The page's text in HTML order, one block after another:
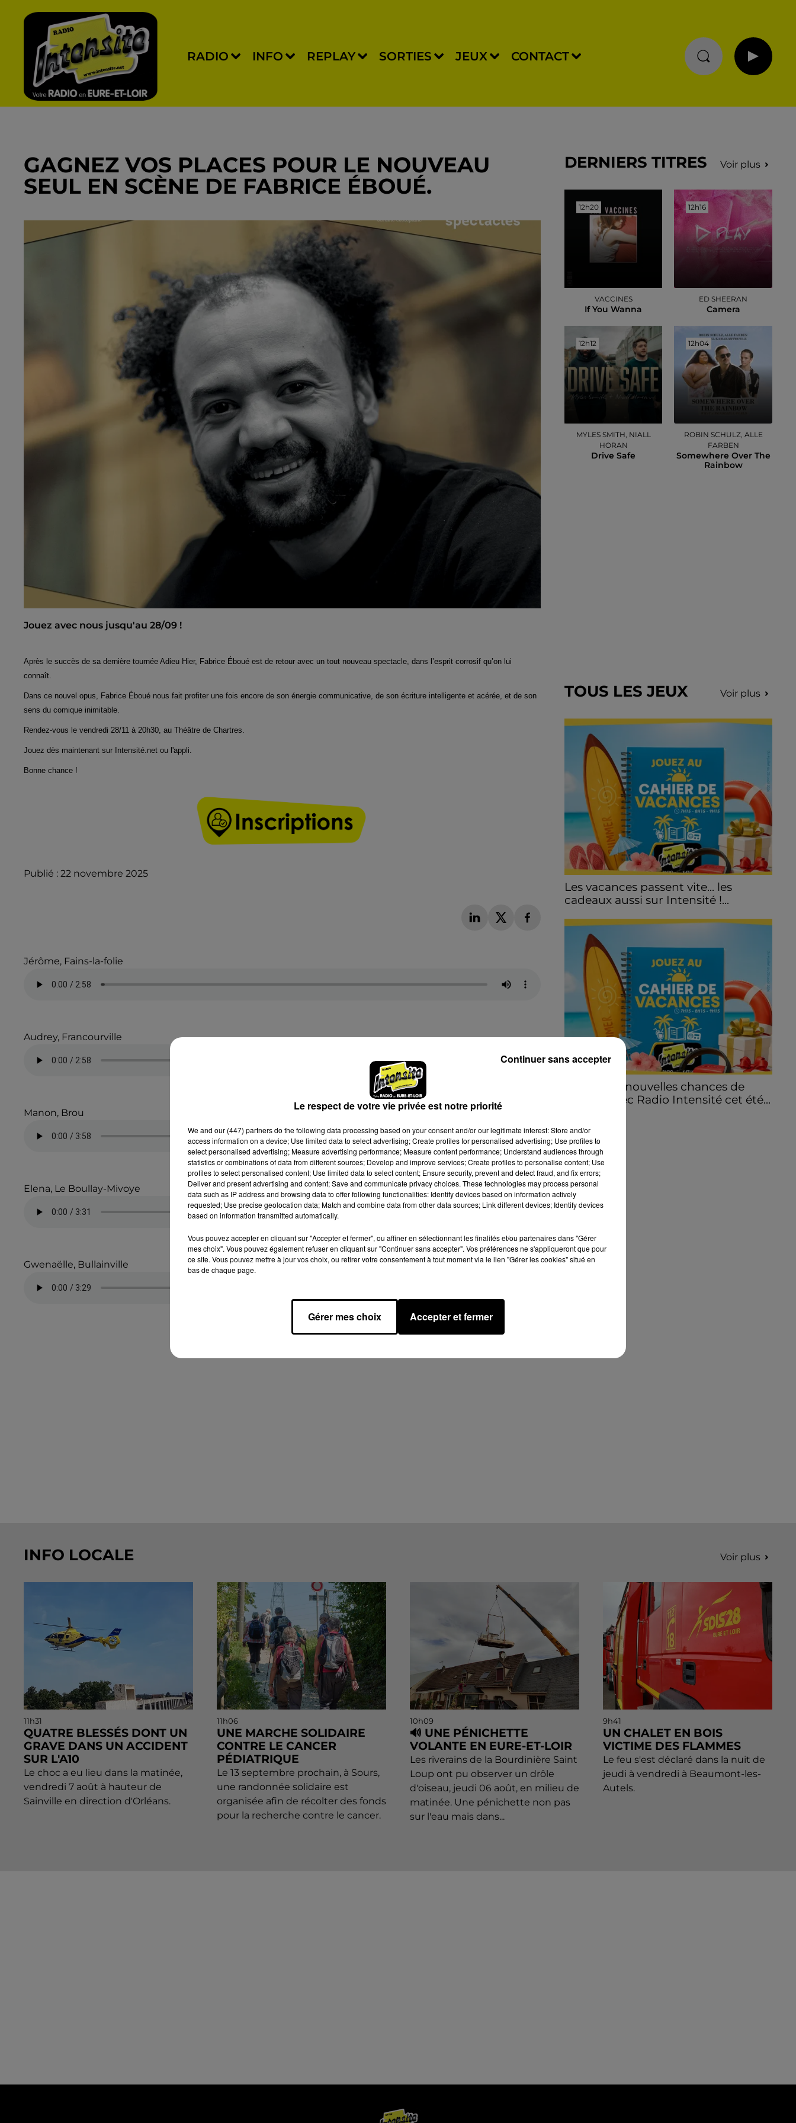
RADIO INFO REPLAY SORTIES JEUX CONTACT
GAGNEZ VOS PLACES POUR LE NOUVEAU
SEUL EN SCÈNE DE FABRICE ÉBOUÉ.
Jouez avec nous jusqu'au 28/09 !
Après le succès de sa dernière tournée Adieu Hier, Fabrice Éboué est de retour avec un tout nouveau spectacle, dans l’esprit corrosif qu’on lui
connaît.
Dans ce nouvel opus, Fabrice Éboué nous fait profiter une fois encore de son énergie communicative, de son écriture intelligente et acérée, et de son
sens du comique inimitable.
Rendez-vous le vendredi 28/11 à 20h30, au Théâtre de Chartres.
Jouez dès maintenant sur Intensité.net ou l'appli.
Bonne chance !
Publié : 22 novembre 2025
Jérôme, Fains-la-folie
Audrey, Francourville
Manon, Brou
Elena, Le Boullay-Mivoye
Gwenaëlle, Bullainville
DERNIERS TITRES Voir plus
12h20
12h20
VACCINES
If You Wanna
12h16
12h16
ED SHEERAN
Camera
12h12
12h12
MYLES SMITH, NIALL
HORAN
Drive Safe
12h04
12h04
ROBIN SCHULZ, ALLE
FARBEN
Somewhere Over The
Rainbow
TOUS LES JEUX Voir plus
Les vacances passent vite... les
cadeaux aussi sur Intensité !...
Encore de nouvelles chances de
gagner avec Radio Intensité cet été...
INFO LOCALE Voir plus
11h31
QUATRE BLESSÉS DONT UN
GRAVE DANS UN ACCIDENT
SUR L'A10
Le choc a eu lieu dans la matinée,
vendredi 7 août à hauteur de
Sainville en direction d'Orléans.
11h06
UNE MARCHE SOLIDAIRE
CONTRE LE CANCER
PÉDIATRIQUE
Le 13 septembre prochain, à Sours,
une randonnée solidaire est
organisée afin de récolter des fonds
pour la recherche contre le cancer.
10h09
🔊 UNE PÉNICHETTE
VOLANTE EN EURE-ET-LOIR
Les riverains de la Bourdinière Saint
Loup ont pu observer un drôle
d'oiseau, jeudi 06 août, en milieu de
matinée. Une pénichette non pas
sur l'eau mais dans...
9h41
UN CHALET EN BOIS
VICTIME DES FLAMMES
Le feu s'est déclaré dans la nuit de
jeudi à vendredi à Beaumont-les-
Autels.
Le respect de votre vie privée est notre priorité
We and our (447) partnersdo the following data processing based on your consent and/or our legitimate interest: Store and/or
access information on a device; Use limited data to select advertising; Create profiles for personalised advertising; Use profiles to
select personalised advertising; Measure advertising performance; Measure content performance; Understand audiences through
statistics or combinations of data from different sources; Develop and improve services; Create profiles to personalise content; Use
profiles to select personalised content; Use limited data to select content; Ensure security, prevent and detect fraud, and fix errors;
Deliver and present advertising and content; Save and communicate privacy choices. These technologies may process personal
data such as IP address and browsing data to offer following functionalities: Identify devices based on information actively
requested; Use precise geolocation data; Match and combine data from other data sources; Link different devices; Identify devices
based on information transmitted automatically.
Vous pouvez accepter en cliquant sur "Accepter et fermer", ou affiner en sélectionnant les finalités et/ou partenaires dans "Gérer
mes choix". Vous pouvez également refuser en cliquant sur "Continuer sans accepter". Vos préférences ne s'appliqueront que pour
ce site. Vous pouvez mettre à jour vos choix, ou retirer votre consentement à tout moment via le lien "Gérer les cookies" situé en
bas de chaque page.
Gérer mes choix Accepter et fermer
Continuer sans accepter